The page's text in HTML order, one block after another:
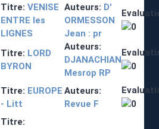
Titre: VENISE
ENTRE les
LIGNES
Auteurs: D'
ORMESSON
Jean : pr
Titre: LORD
BYRON
Auteurs:
DJANACHIAN
Mesrop RP
Titre: EUROPE
- Litt
Auteurs:
Revue F
Titre: